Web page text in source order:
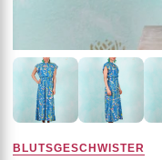
BLUTSGESCHWISTER